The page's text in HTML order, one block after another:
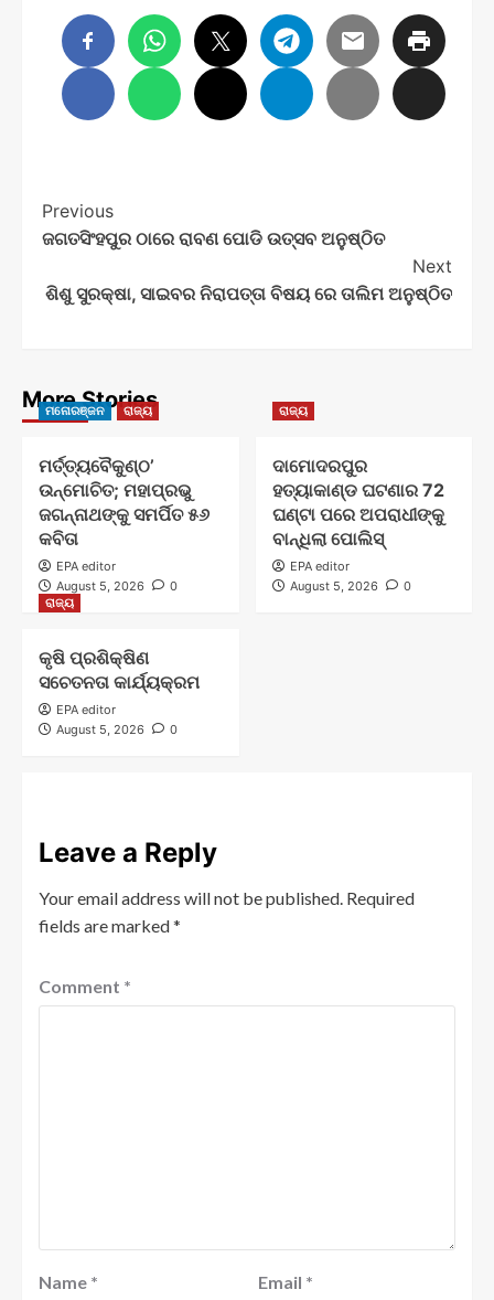
Post
Navigation
Previous
ଜଗତସିଂହପୁର ଠାରେ ରାବଣ ପୋଡି ଉତ୍ସବ ଅନୁଷ୍ଠିତ
Next
ଶିଶୁ ସୁରକ୍ଷା, ସାଇବର ନିରାପତ୍ତା ବିଷୟ ରେ ତାଲିମ ଅନୁଷ୍ଠିତ
More Stories
ମନୋରଞ୍ଜନ ରାଜ୍ୟ
ମର୍ତ୍ତ୍ୟବୈକୁଣ୍ଠ’
ଉନ୍ମୋଚିତ; ମହାପ୍ରଭୁ
ଜଗନ୍ନାଥଙ୍କୁ ସମର୍ପିତ ୫୬
କବିତା
EPA editor
August 5, 2026
0
ରାଜ୍ୟ
ଦାମୋଦରପୁର
ହତ୍ୟାକାଣ୍ଡ ଘଟଣାର 72
ଘଣ୍ଟା ପରେ ଅପରାଧୀଙ୍କୁ
ବାନ୍ଧିଲା ପୋଲିସ୍
EPA editor
August 5, 2026
0
ରାଜ୍ୟ
କୃଷି ପ୍ରଶିକ୍ଷିଣ
ସଚେତନତା କାର୍ଯ୍ୟକ୍ରମ
EPA editor
August 5, 2026
0
Leave a Reply
Your email address will not be published. Required
fields are marked*
Comment *
Name * Email *